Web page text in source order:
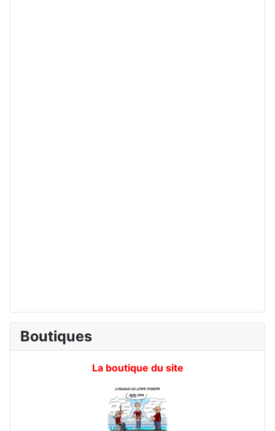
Boutiques
La boutique du site